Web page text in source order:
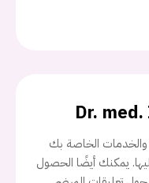
Dr.
الخاصة بك
يمكنك أيضًا الحصول